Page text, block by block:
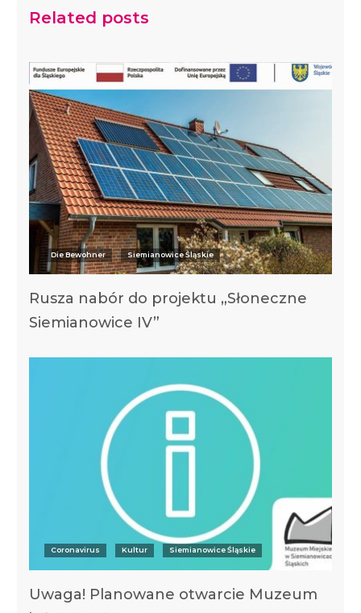
Related posts
Die Bewohner Siemianowice Śląskie
Rusza nabór do projektu „Słoneczne
Siemianowice IV”
Coronavirus Kultur Siemianowice Śląskie
Uwaga! Planowane otwarcie Muzeum